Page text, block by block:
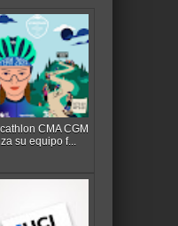
CMA CGM
su equipo f...